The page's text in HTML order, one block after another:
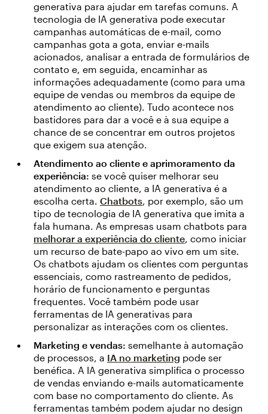
generativa para ajudar em tarefas comuns. A
tecnologia de IA generativa pode executar
campanhas automáticas de e-mail, como
campanhas gota a gota, enviar e-mails
acionados, analisar a entrada de formulários de
contato e, em seguida, encaminhar as
informações adequadamente (como para uma
equipe de vendas ou membros da equipe de
atendimento ao cliente). Tudo acontece nos
bastidores para dar a você e à sua equipe a
chance de se concentrar em outros projetos
que exigem sua atenção.
Atendimento ao cliente e aprimoramento da
experiência: se você quiser melhorar seu
atendimento ao cliente, a IA generativa é a
escolha certa. Chatbots, por exemplo, são um
tipo de tecnologia de IA generativa que imita a
fala humana. As empresas usam chatbots para
melhorar a experiência do cliente, como iniciar
um recurso de bate-papo ao vivo em um site.
Os chatbots ajudam os clientes com perguntas
essenciais, como rastreamento de pedidos,
horário de funcionamento e perguntas
frequentes. Você também pode usar
ferramentas de IA generativas para
personalizar as interações com os clientes.
Marketing e vendas: semelhante à automação
de processos, a IA no marketing pode ser
benéfica. A IA generativa simplifica o processo
de vendas enviando e-mails automaticamente
com base no comportamento do cliente. As
ferramentas também podem ajudar no design